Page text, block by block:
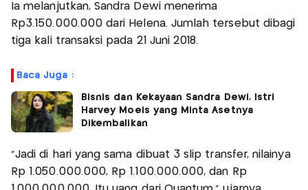
Ia melanjutkan, Sandra Dewi menerima
Rp3.150.000.000 dari Helena. Jumlah tersebut dibagi
tiga kali transaksi pada 21 Juni 2018.
Baca Juga :
Bisnis dan Kekayaan Sandra Dewi, Istri
Harvey Moeis yang Minta Asetnya
Dikembalikan
"Jadi di hari yang sama dibuat 3 slip transfer, nilainya
Rp 1.050.000.000, Rp 1.100.000.000, dan Rp